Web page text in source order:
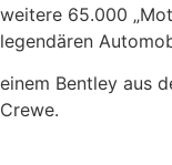
weitere 65.000
legendären
einem Bentley aus
Crewe.